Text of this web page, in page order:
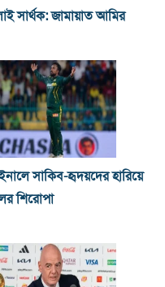
সার্থক: জামায়াত আমির
সাকিব-হৃদয়দের হারিয়ে
শিরোপা